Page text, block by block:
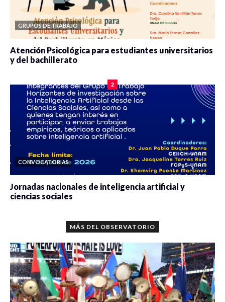
GRUPOS DE TRABAJO
Atención Psicológica para estudiantes universitarios
y del bachillerato
2
CONVOCATORIAS
Jornadas nacionales de inteligencia artificial y
ciencias sociales
MÁS DEL OBSERVATORIO